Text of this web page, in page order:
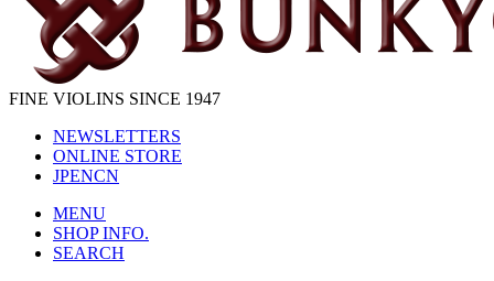
FINE VIOLINS SINCE 1947
NEWSLETTERS
ONLINE STORE
JPENCN
MENU
SHOP INFO.
SEARCH